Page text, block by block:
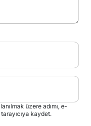
üzere adımı, e-
kaydet.